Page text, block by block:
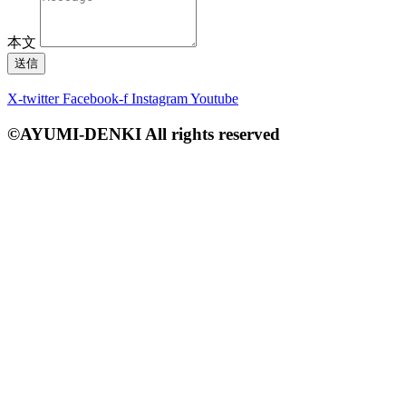
本文
送信
X-twitter Facebook-f InstagramYoutube
©AYUMI-DENKI All rights reserved